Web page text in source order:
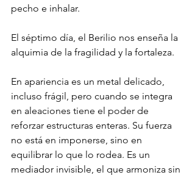
pecho e inhalar.
El séptimo día, el Berilio nos enseña la
alquimia de la fragilidad y la fortaleza.
En apariencia es un metal delicado,
incluso frágil, pero cuando se integra
en aleaciones tiene el poder de
reforzar estructuras enteras. Su fuerza
no está en imponerse, sino en
equilibrar lo que lo rodea. Es un
mediador invisible, el que armoniza sin